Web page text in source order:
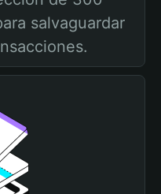
salvaguardar